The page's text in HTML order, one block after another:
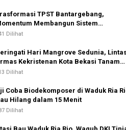
TPST Bantargebang,
Membangun Sistem
Terpadu Menuju 5 Abad
Dilihat
Hari Mangrove Sedunia,
Kekristenan Kota Bekasi Tanam
Pohon di Pantai Sederhana
Dilihat
Coba Biodekomposer di Waduk Ria
Hilang dalam 15 Menit
Dilihat